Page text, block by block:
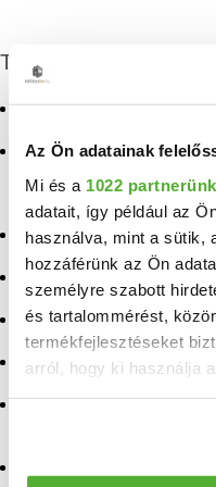
Az Ön adatainak
Mi és a 1022 partnerünk
adatait, így például az
használva, mint a sütik,
hozzáférünk az Ön
személyre szabott
és tartalommérést,
termékfejlesztéseket
arról, hogy ki használja
Információgyűjtés
pár méteres
További eladó
Eladó telek Várpalota
Eladó telek, nyaraló,
Várpalota
Eladó ingatlan Somlójenő
Eladó ingatlan Bazsi
Eladó ingatlan Öskü
Eladó ingatlan